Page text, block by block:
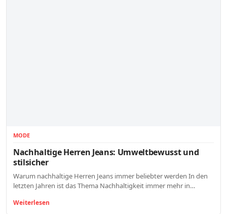
MODE
Nachhaltige Herren Jeans: Umweltbewusst und
stilsicher
Warum nachhaltige Herren Jeans immer beliebter werden In den
letzten Jahren ist das Thema Nachhaltigkeit immer mehr in…
Weiterlesen